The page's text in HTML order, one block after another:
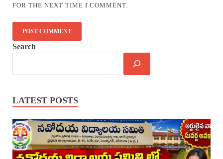
FOR THE NEXT TIME I COMMENT.
Search
LATEST POSTS